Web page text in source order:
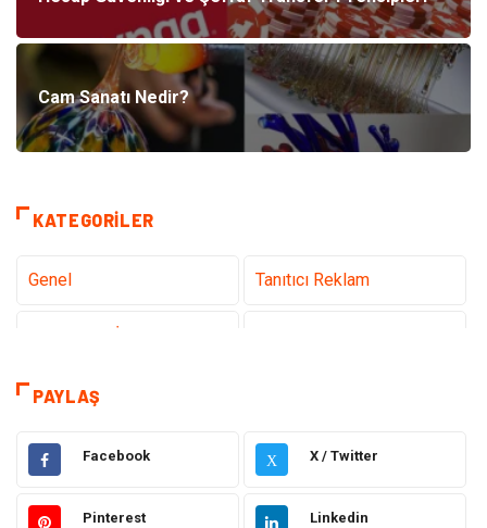
Cam Sanatı Nedir?
KATEGORILER
Genel Tanıtıcı Reklam
Eğitim & Kariyer
Gündem Hukuk
Moda Sağlıklı Yaşam
PAYLAŞ
Facebook X X / Twitter
Pinterest Linkedin